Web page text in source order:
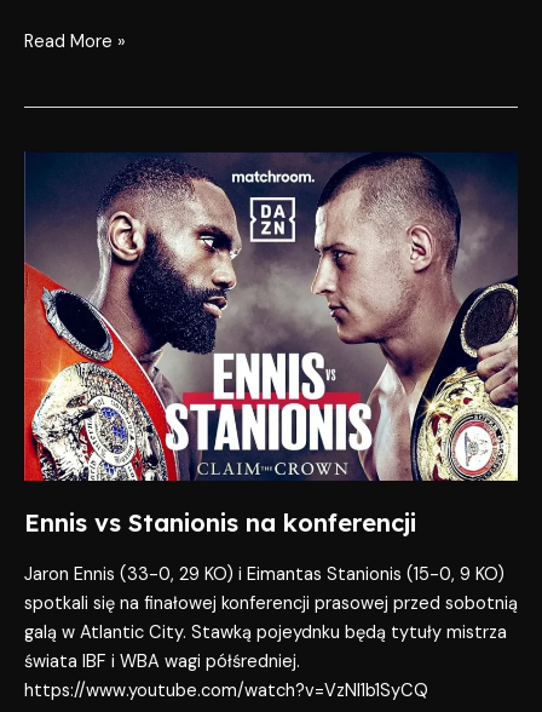
Read More »
Ennis vs Stanionis na konferencji
Jaron Ennis (33-0, 29 KO) i Eimantas Stanionis (15-0, 9 KO)
spotkali się na finałowej konferencji prasowej przed sobotnią
galą w Atlantic City. Stawką pojeydnku będą tytuły mistrza
świata IBF i WBA wagi półśredniej.
https://www.youtube.com/watch?v=VzNI1b1SyCQ
Stanionis
konferencji